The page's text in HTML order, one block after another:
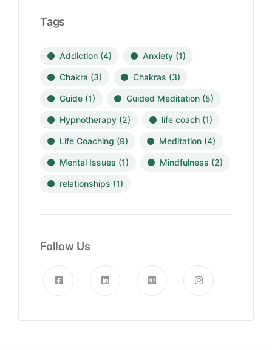
Tags
Addiction (4) Anxiety (1)
Chakra (3) Chakras (3)
Guide (1) Guided Meditation (5)
Hypnotherapy (2) life coach (1)
Life Coaching (9) Meditation (4)
Mental Issues (1) Mindfulness (2)
relationships (1)
Follow Us